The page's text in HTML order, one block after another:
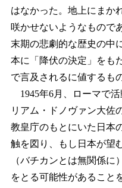
はなかった。地上にまか
咲かせないようなもので
末期の悲劇的な歴史の中
本に「降伏の決定」をも
で言及されるに値するも
1945年6月、ローマで活
リアム・ドノヴァン大佐
教皇庁のもとにいた日本
触を図り、もし日本が望
（バチカンとは無関係に
をとる可能性があること